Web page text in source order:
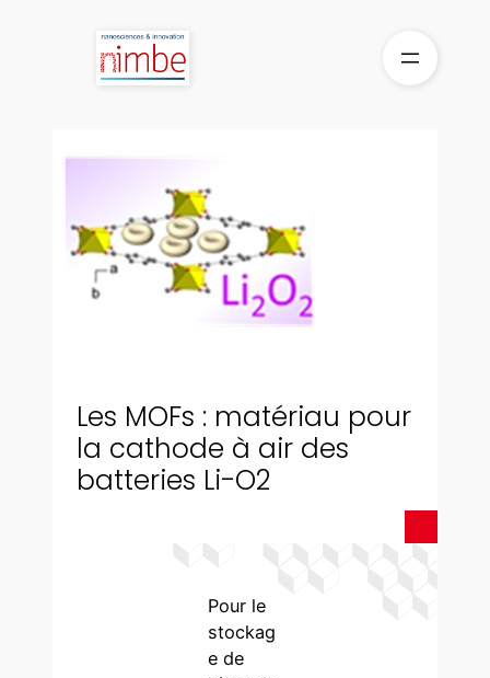
Les MOFs : matériau pour
la cathode à air des
batteries Li-O2
Pour le
stockag
e de